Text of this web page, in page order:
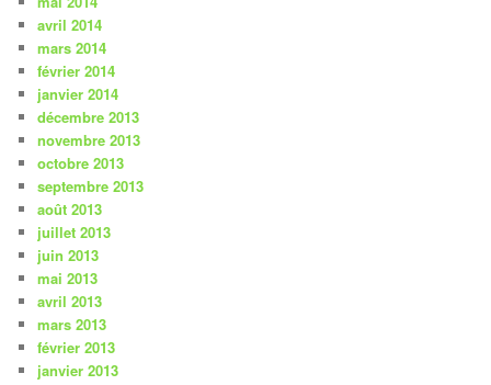
avril 2014
mars 2014
février 2014
janvier 2014
décembre 2013
novembre 2013
octobre 2013
septembre 2013
août 2013
juillet 2013
juin 2013
mai 2013
avril 2013
mars 2013
février 2013
janvier 2013